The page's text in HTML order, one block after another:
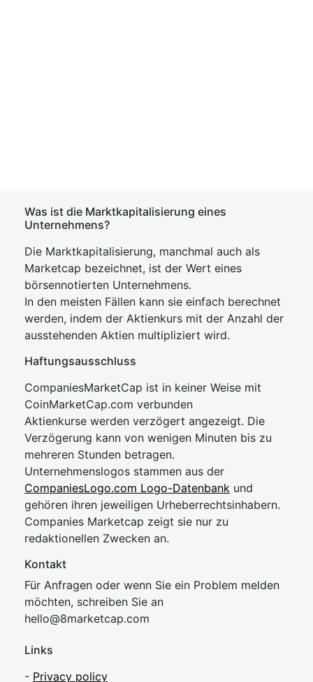
Was ist die Marktkapitalisierung eines
Unternehmens?
Die Marktkapitalisierung, manchmal auch als
Marketcap bezeichnet, ist der Wert eines
börsennotierten Unternehmens.
In den meisten Fällen kann sie einfach berechnet
werden, indem der Aktienkurs mit der Anzahl der
ausstehenden Aktien multipliziert wird.
Haftungsausschluss
CompaniesMarketCap ist in keiner Weise mit
CoinMarketCap.com verbunden
Aktienkurse werden verzögert angezeigt. Die
Verzögerung kann von wenigen Minuten bis zu
mehreren Stunden betragen.
Unternehmenslogos stammen aus der
CompaniesLogo.com Logo-Datenbank und
gehören ihren jeweiligen Urheberrechtsinhabern.
Companies Marketcap zeigt sie nur zu
redaktionellen Zwecken an.
Kontakt
Für Anfragen oder wenn Sie ein Problem melden
möchten, schreiben Sie an
hello@8marketcap.com
Links
- Privacy policy